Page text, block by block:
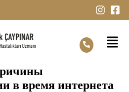
в время интернета